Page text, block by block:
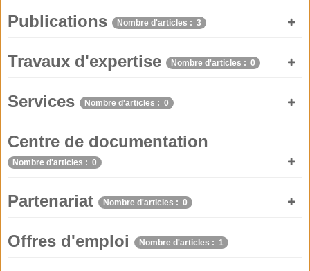
Publications Nombre d'articles : 3
Travaux d'expertise Nombre d'articles : 0
Services Nombre d'articles : 0
Centre de documentation
Nombre d'articles : 0
Partenariat Nombre d'articles : 0
Offres d'emploi Nombre d'articles : 1